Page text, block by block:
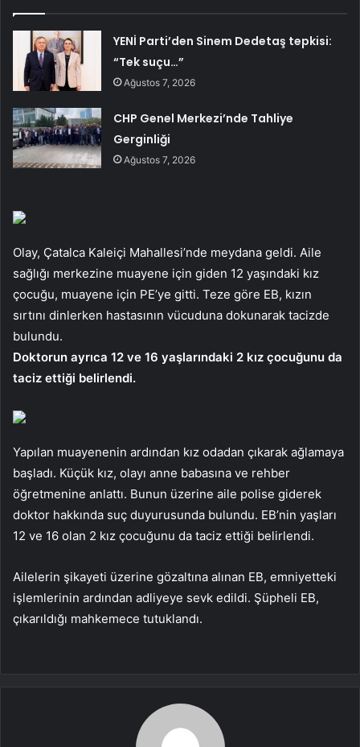
YENİ Parti’den Sinem Dedetaş tepkisi:
“Tek suçu…”
Ağustos 7, 2026
CHP Genel Merkezi’nde Tahliye
Gerginliği
Ağustos 7, 2026
Olay, Çatalca Kaleiçi Mahallesi’nde meydana geldi. Aile
sağlığı merkezine muayene için giden 12 yaşındaki kız
çocuğu, muayene için PE’ye gitti. Teze göre EB, kızın
sırtını dinlerken hastasının vücuduna dokunarak tacizde
bulundu.
Doktorun ayrıca 12 ve 16 yaşlarındaki 2 kız çocuğunu da
taciz ettiği belirlendi.
Yapılan muayenenin ardından kız odadan çıkarak ağlamaya
başladı. Küçük kız, olayı anne babasına ve rehber
öğretmenine anlattı. Bunun üzerine aile polise giderek
doktor hakkında suç duyurusunda bulundu. EB’nin yaşları
12 ve 16 olan 2 kız çocuğunu da taciz ettiği belirlendi.
Ailelerin şikayeti üzerine gözaltına alınan EB, emniyetteki
işlemlerinin ardından adliyeye sevk edildi. Şüpheli EB,
çıkarıldığı mahkemece tutuklandı.